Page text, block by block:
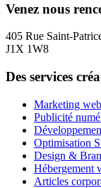
Venez nous
405 Rue Saint-
J1X 1W8
Des services
Marketing web
Publicité
Optimisation
Design &
Hébergement
Articles